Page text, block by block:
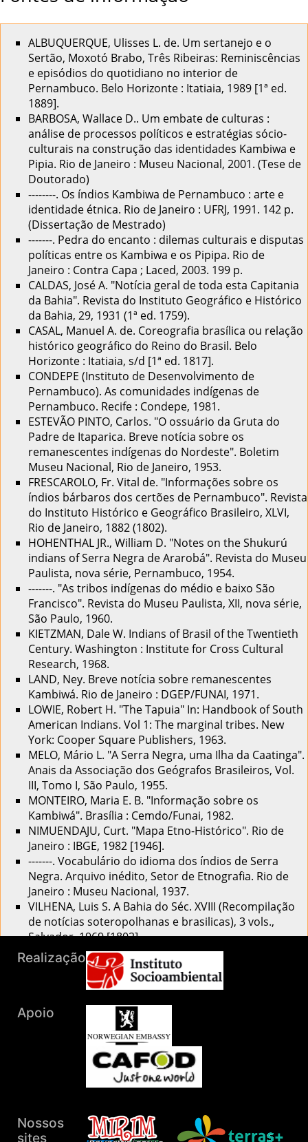
ALBUQUERQUE, Ulisses L. de. Um sertanejo e o
Sertão, Moxotó Brabo, Três Ribeiras: Reminiscências
e episódios do quotidiano no interior de
Pernambuco. Belo Horizonte : Itatiaia, 1989 [1ª ed.
1889].
BARBOSA, Wallace D.. Um embate de culturas :
análise de processos políticos e estratégias sócio-
culturais na construção das identidades Kambiwa e
Pipia. Rio de Janeiro : Museu Nacional, 2001. (Tese de
Doutorado)
--------. Os índios Kambiwa de Pernambuco : arte e
identidade étnica. Rio de Janeiro : UFRJ, 1991. 142 p.
(Dissertação de Mestrado)
-------. Pedra do encanto : dilemas culturais e disputas
políticas entre os Kambiwa e os Pipipa. Rio de
Janeiro : Contra Capa ; Laced, 2003. 199 p.
CALDAS, José A. "Notícia geral de toda esta Capitania
da Bahia". Revista do Instituto Geográfico e Histórico
da Bahia, 29, 1931 (1ª ed. 1759).
CASAL, Manuel A. de. Coreografia brasílica ou relação
histórico geográfico do Reino do Brasil. Belo
Horizonte : Itatiaia, s/d [1ª ed. 1817].
CONDEPE (Instituto de Desenvolvimento de
Pernambuco). As comunidades indígenas de
Pernambuco. Recife : Condepe, 1981.
ESTEVÃO PINTO, Carlos. "O ossuário da Gruta do
Padre de Itaparica. Breve notícia sobre os
remanescentes indígenas do Nordeste". Boletim
Museu Nacional, Rio de Janeiro, 1953.
FRESCAROLO, Fr. Vital de. "Informações sobre os
índios bárbaros dos certões de Pernambuco". Revista
do Instituto Histórico e Geográfico Brasileiro, XLVI,
Rio de Janeiro, 1882 (1802).
HOHENTHAL JR., William D. "Notes on the Shukurú
indians of Serra Negra de Ararobá". Revista do Museu
Paulista, nova série, Pernambuco, 1954.
-------. "As tribos indígenas do médio e baixo São
Francisco". Revista do Museu Paulista, XII, nova série,
São Paulo, 1960.
KIETZMAN, Dale W. Indians of Brasil of the Twentieth
Century. Washington : Institute for Cross Cultural
Research, 1968.
LAND, Ney. Breve notícia sobre remanescentes
Kambiwá. Rio de Janeiro : DGEP/FUNAI, 1971.
LOWIE, Robert H. "The Tapuia" In: Handbook of South
American Indians. Vol 1: The marginal tribes. New
York: Cooper Square Publishers, 1963.
MELO, Mário L. "A Serra Negra, uma Ilha da Caatinga".
Anais da Associação dos Geógrafos Brasileiros, Vol.
III, Tomo I, São Paulo, 1955.
MONTEIRO, Maria E. B. "Informação sobre os
Kambiwá". Brasília : Cemdo/Funai, 1982.
NIMUENDAJU, Curt. "Mapa Etno-Histórico". Rio de
Janeiro : IBGE, 1982 [1946].
-------. Vocabulário do idioma dos índios de Serra
Negra. Arquivo inédito, Setor de Etnografia. Rio de
Janeiro : Museu Nacional, 1937.
VILHENA, Luis S. A Bahia do Séc. XVIII (Recompilação
de notícias soteropolhanas e brasilicas), 3 vols.,
Salvador, 1969 [1802].